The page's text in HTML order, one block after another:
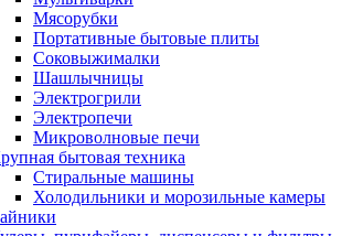
Мясорубки
Портативные бытовые плиты
Соковыжималки
Шашлычницы
Электрогрили
Электропечи
Микроволновые печи
бытовая техника
Стиральные машины
Холодильники и морозильные камеры